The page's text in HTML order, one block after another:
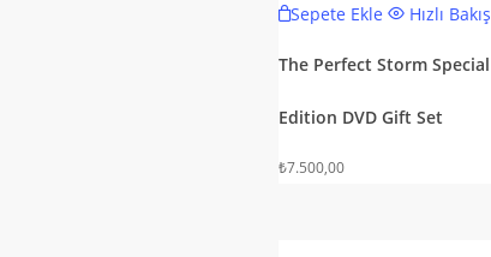
Sepete Ekle Hızlı Bakış
The Perfect Storm Special
Edition DVD Gift Set
₺7.500,00